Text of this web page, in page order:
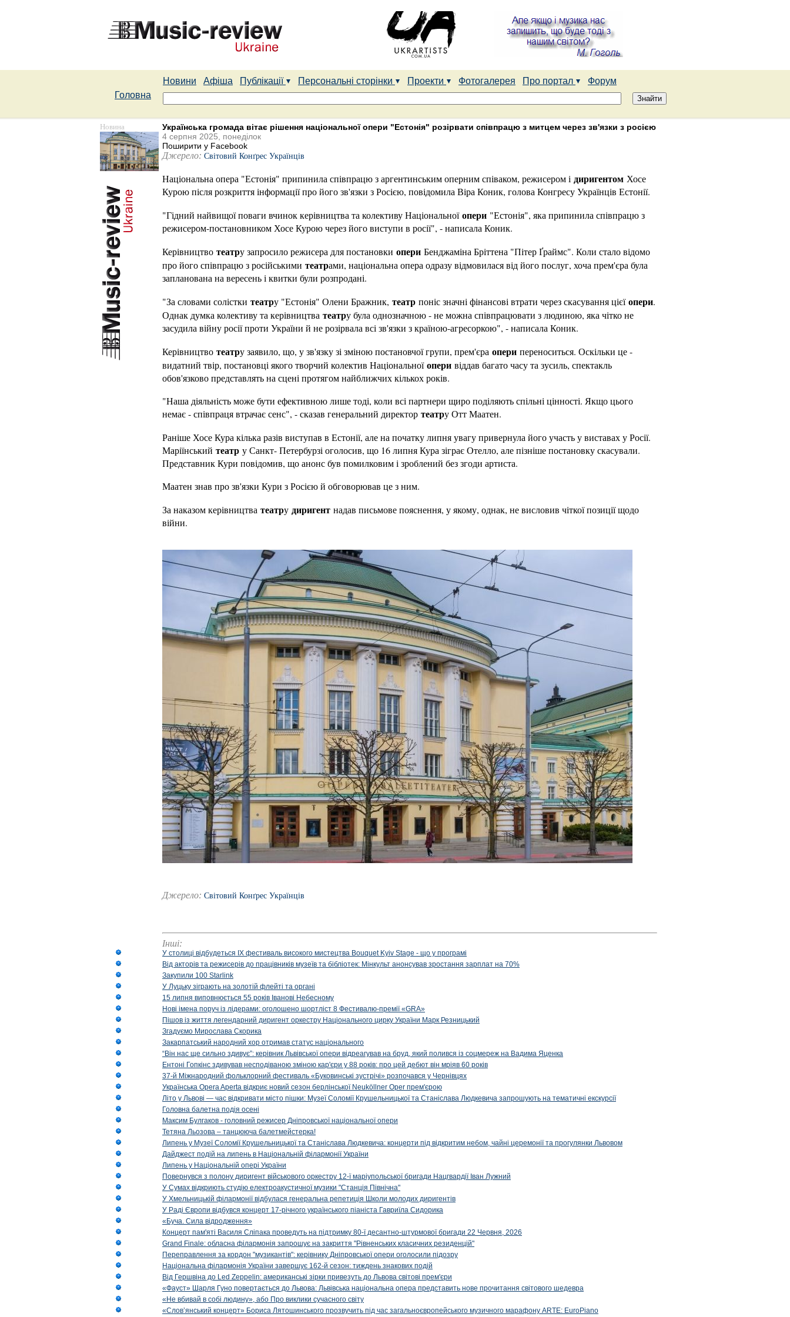
Новини Афіша Публікації Персональні сторінки Проекти Фотогалерея Про портал
Форум
Головна
Новина
Українська громада вітає рішення національної опери "Естонія" розірвати співпрацю з митцем через зв'язки з росією
4 серпня 2025, понеділок
Поширити у Facebook
Джерело: Світовий Конґрес Українців
Національна опера "Естонія" припинила співпрацю з аргентинським оперним співаком, режисером і диригентом Хосе
Курою після розкриття інформації про його зв'язки з Росією, повідомила Віра Коник, голова Конгресу Українців Естонії.
"Гідний найвищої поваги вчинок керівництва та колективу Національноїопери "Естонія", яка припинила співпрацю з
режисером-постановником Хосе Курою через його виступи в росії", - написала Коник.
Керівництво театру запросило режисера для постановки опери Бенджаміна Бріттена "Пітер Ґраймс". Коли стало відомо
про його співпрацю з російськими театрами, національна опера одразу відмовилася від його послуг, хоча прем'єра була
запланована на вересень і квитки були розпродані.
"За словами солістки театру "Естонія" Олени Бражник, театр поніс значні фінансові втрати через скасування цієїопери.
Однак думка колективу та керівництва театру була однозначною - не можна співпрацювати з людиною, яка чітко не
засудила війну росії проти України й не розірвала всі зв'язки з країною-агресоркою", - написала Коник.
Керівництво театру заявило, що, у зв'язку зі зміною постановчої групи, прем'єра опери переноситься. Оскільки це -
видатний твір, постановці якого творчий колектив Національноїопери віддав багато часу та зусиль, спектакль
обов'язково представлять на сцені протягом найближчих кількох років.
"Наша діяльність може бути ефективною лише тоді, коли всі партнери щиро поділяють спільні цінності. Якщо цього
немає - співпраця втрачає сенс", - сказав генеральний директор театру Отт Маатен.
Раніше Хосе Кура кілька разів виступав в Естонії, але на початку липня увагу привернула його участь у виставах у Росії.
Маріїнський театр у Санкт- Петербурзі оголосив, що 16 липня Кура зіграє Отелло, але пізніше постановку скасували.
Представник Кури повідомив, що анонс був помилковим і зроблений без згоди артиста.
Маатен знав про зв'язки Кури з Росією й обговорював це з ним.
За наказом керівництва театру диригент надав письмове пояснення, у якому, однак, не висловив чіткої позиції щодо
війни.
Джерело: Світовий Конґрес Українців
Інші:
У столиці відбудеться IX фестиваль високого мистецтва Bouquet Kyiv Stage - що у програмі
Від акторів та режисерів до працівників музеїв та бібліотек: Мінкульт анонсував зростання зарплат на 70%
Закупили 100 Starlink
У Луцьку зіграють на золотій флейті та органі
15 липня виповнюється 55 років Іванові Небесному
Нові імена поруч із лідерами: оголошено шортліст 8 Фестивалю-премії «GRA»
Пішов із життя легендарний диригент оркестру Національного цирку України Марк Резницький
Згадуємо Мирослава Скорика
Закарпатський народний хор отримав статус національного
“Він нас ще сильно здивує”: керівник Львівської опери відреагував на бруд, який полився із соцмереж на Вадима Яценка
Ентоні Гопкінс здивував несподіваною зміною кар'єри у 88 років: про цей дебют він мріяв 60 років
37-й Міжнародний фольклорний фестиваль «Буковинські зустрічі» розпочався у Чернівцях
Українська Opera Aperta відкриє новий сезон берлінської Neuköllner Oper прем'єрою
Літо у Львові — час відкривати місто пішки: Музеї Соломії Крушельницької та Станіслава Людкевича запрошують на тематичні екскурсії
Головна балетна подія осені
Максим Булгаков - головний режисер Дніпровської національної опери
Тетяна Льозова – танцююча балетмейстерка!
Липень у Музеї Соломії Крушельницької та Станіслава Людкевича: концерти під відкритим небом, чайні церемонії та прогулянки Львовом
Дайджест подій на липень в Національній філармонії України
Липень у Національній опері України
Повернувся з полону диригент військового оркестру 12-ї маріупольської бригади Нацгвардії Іван Лужний
У Сумах відкриють студію електроакустичної музики "Станція Північна"
У Хмельницькій філармонії відбулася генеральна репетиція Школи молодих диригентів
У Раді Європи відбувся концерт 17-річного українського піаніста Гавриїла Сидорика
«Буча. Сила відродження»
Концерт пам'яті Василя Сліпака проведуть на підтримку 80-ї десантно-штурмової бригади 22 Червня, 2026
Grand Finale: обласна філармонія запрошує на закриття "Рівненських класичних резиденцій"
Переправлення за кордон "музикантів": керівнику Дніпровської опери оголосили підозру
Національна філармонія України завершує 162-й сезон: тиждень знакових подій
Від Гершвіна до Led Zeppelin: американські зірки привезуть до Львова світові прем'єри
«Фауст» Шарля Гуно повертається до Львова: Львівська національна опера представить нове прочитання світового шедевра
«Не вбивай в собі людину», або Про виклики сучасного світу
«Слов’янський концерт» Бориса Лятошинського прозвучить під час загальноєвропейського музичного марафону ARTE: EuroPiano